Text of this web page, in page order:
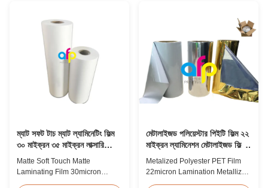
ম্যাট সফট টাচ ম্যাট ল্যামিনেটিং ফিল্ম
৩০ মাইক্রন ৩৫ মাইক্রন লাক্সারি
প্যাকেজিং কনসাম্পশনের জন্য
Matte Soft Touch Matte
Laminating Film 30micron
মেটালাইজড পলিয়েস্টার পিইটি ফিল্ম ২২
মাইক্রন ল্যামিনেশন মেটালাইজড ফিল্ম
রোল
Metalized Polyester PET Film
22micron Lamination Metallized